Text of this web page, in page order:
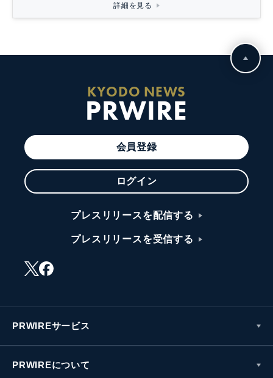
詳細を見る
KYODO NEWS
PRWIRE
会員登録
ログイン
プレスリリースを配信する
プレスリリースを受信する
PRWIREサービス
PRWIREについて